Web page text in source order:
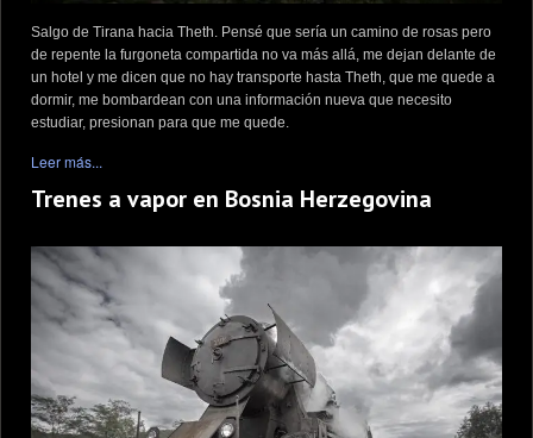
Salgo de Tirana hacia Theth. Pensé que sería un camino de rosas pero
de repente la furgoneta compartida no va más allá, me dejan delante de
un hotel y me dicen que no hay transporte hasta Theth, que me quede a
dormir, me bombardean con una información nueva que necesito
estudiar, presionan para que me quede.
Leer más...
Trenes a vapor en Bosnia Herzegovina